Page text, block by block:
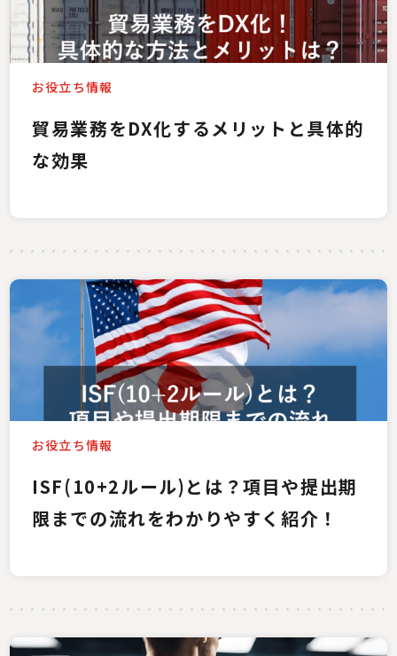
お役立ち情報
貿易業務をDX化するメリットと具体的
な効果
お役立ち情報
ISF(10+2ルール)とは？項目や提出期
限までの流れをわかりやすく紹介！